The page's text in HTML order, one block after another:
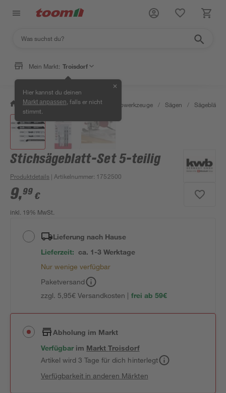
Mein Markt: Troisdorf
Hier kannst du deinen
Markt anpassen , falls er nicht
stimmt.
✕
/ Werkstatt & Maschinen / Elektrowerkzeuge / Sägen / Sägeblätter
Stichsägeblatt-Set 5-teilig
Produktdetails | Artikelnummer: 1752500
9,99 €
inkl. 19% MwSt.
Lieferung nach Hause
Lieferzeit: ca. 1-3 Werktage
Nur wenige verfügbar
Paketversand
zzgl. 5,95€ Versandkosten | frei ab 59€
Abholung im Markt
Verfügbar im MarktTroisdorf
Artikel wird 3 Tage für dich hinterlegt
Verfügbarkeit in anderen Märkten